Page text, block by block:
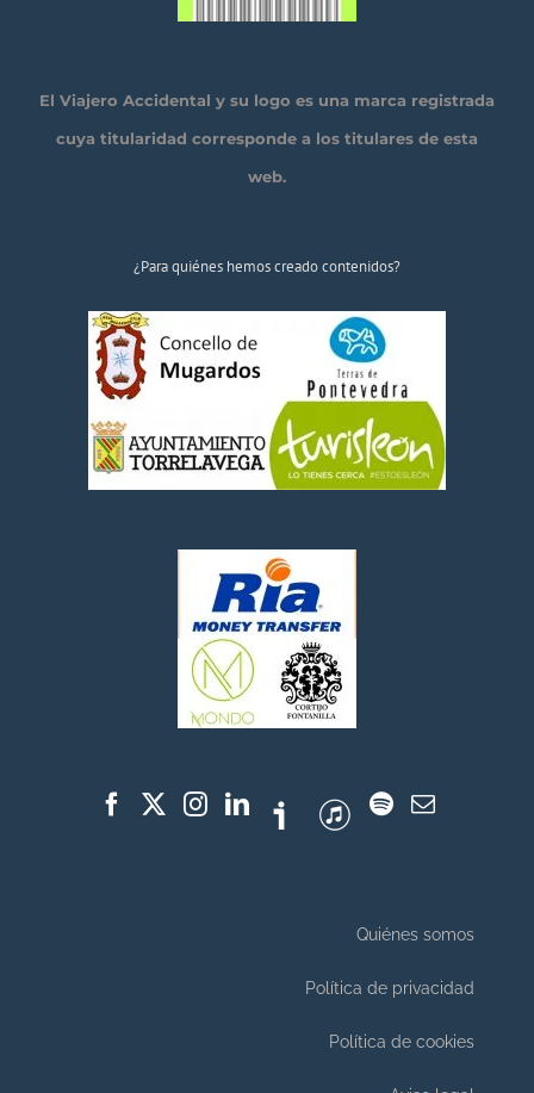
El Viajero Accidental y su logo es una marca registrada
cuya titularidad corresponde a los titulares de esta
web.
¿Para quiénes hemos creado contenidos?
Quiénes somos
Política de privacidad
Política de cookies